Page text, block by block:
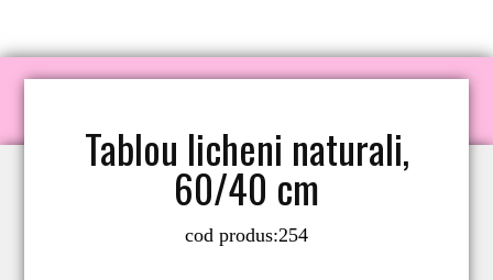
Tablou licheni naturali,
60/40 cm
cod produs:254